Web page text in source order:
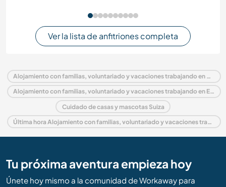
Ver la lista de anfitriones completa
Alojamiento con familias, voluntariado y vacaciones trabajando en Suiza
Alojamiento con familias, voluntariado y vacaciones trabajando en Europa
Cuidado de casas y mascotas Suiza
Última hora Alojamiento con familias, voluntariado y vacaciones trabajando en Suiza
Tu próxima aventura empieza hoy
Únete hoy mismo a la comunidad de Workaway para